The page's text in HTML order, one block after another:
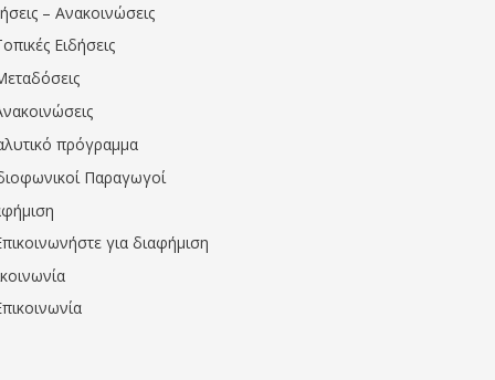
– Ανακοινώσεις
Ειδήσεις
πρόγραμμα
Παραγωγοί
για διαφήμιση